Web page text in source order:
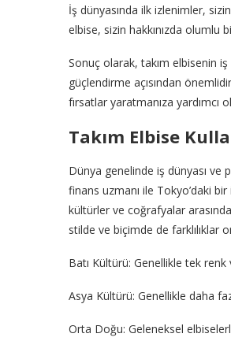
İş dünyasında ilk izlenimler,
elbise, sizin hakkınızda olumlu
Sonuç olarak, takım elbisenin iş
güçlendirme açısından
fırsatlar yaratmanıza yardımcı
Takım Elbise
Dünya genelinde iş dünyası ve
finans uzmanı ile Tokyo’daki
kültürler ve coğrafyalar
stilde ve biçimde de farklılıklar
Batı Kültürü: Genellikle tek
Asya Kültürü: Genellikle daha
Orta Doğu: Geleneksel